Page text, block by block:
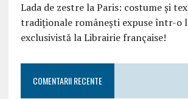
Lada de zestre la Paris: costume și
tradiționale românești expuse într-o
exclusivistă la Librairie française!
COMENTARII RECENTE